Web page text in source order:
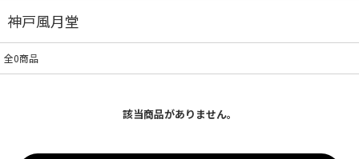
神戸風月堂
全0商品
該当商品がありません。